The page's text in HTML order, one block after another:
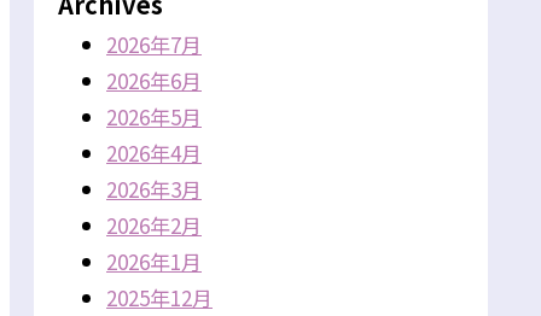
2026年7月
2026年6月
2026年5月
2026年4月
2026年3月
2026年2月
2026年1月
2025年12月